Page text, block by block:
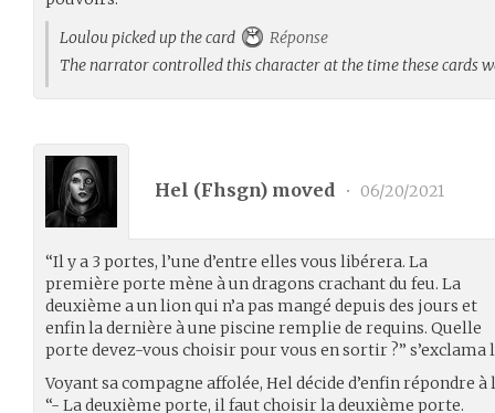
Loulou picked up the card
Réponse
The narrator controlled this character at the time these cards
Hel (Fhsgn) moved • 06/20/2021
“Il y a 3 portes, l’une d’entre elles vous libérera. La
première porte mène à un dragons crachant du feu. La
deuxième a un lion qui n’a pas mangé depuis des jours et
enfin la dernière à une piscine remplie de requins. Quelle
porte devez-vous choisir pour vous en sortir ?” s’exclama
Voyant sa compagne affolée, Hel décide d’enfin répondre à
“- La deuxième porte, il faut choisir la deuxième porte.